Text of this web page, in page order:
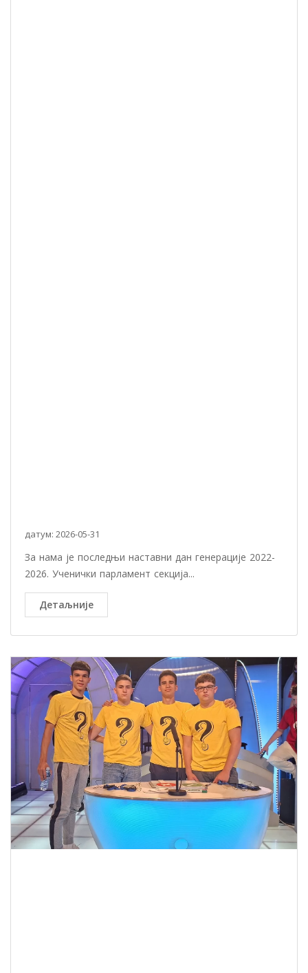
датум: 2026-05-31
За нама је последњи наставни дан генерације 2022-
2026. Ученички парламент секција...
Детаљније